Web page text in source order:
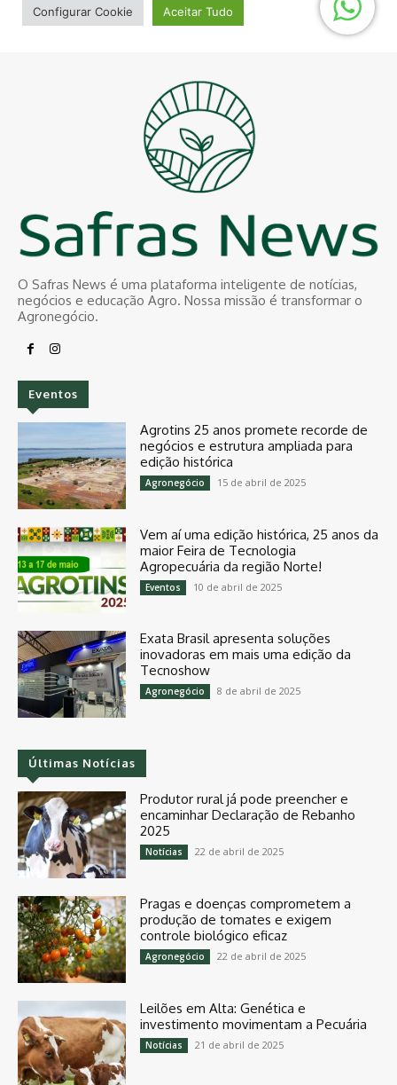
O Safras News é uma plataforma inteligente de notícias,
negócios e educação Agro. Nossa missão é transformar o
Agronegócio.
Eventos
Agrotins 25 anos promete recorde de
negócios e estrutura ampliada para
edição histórica
Agronegócio 15 de abril de 2025
Vem aí uma edição histórica, 25 anos da
maior Feira de Tecnologia
Agropecuária da região Norte!
Eventos 10 de abril de 2025
Exata Brasil apresenta soluções
inovadoras em mais uma edição da
Tecnoshow
Agronegócio 8 de abril de 2025
Últimas Notícias
Produtor rural já pode preencher e
encaminhar Declaração de Rebanho
2025
Notícias 22 de abril de 2025
Pragas e doenças comprometem a
produção de tomates e exigem
controle biológico eficaz
Agronegócio 22 de abril de 2025
Leilões em Alta: Genética e
investimento movimentam a Pecuária
Notícias 21 de abril de 2025